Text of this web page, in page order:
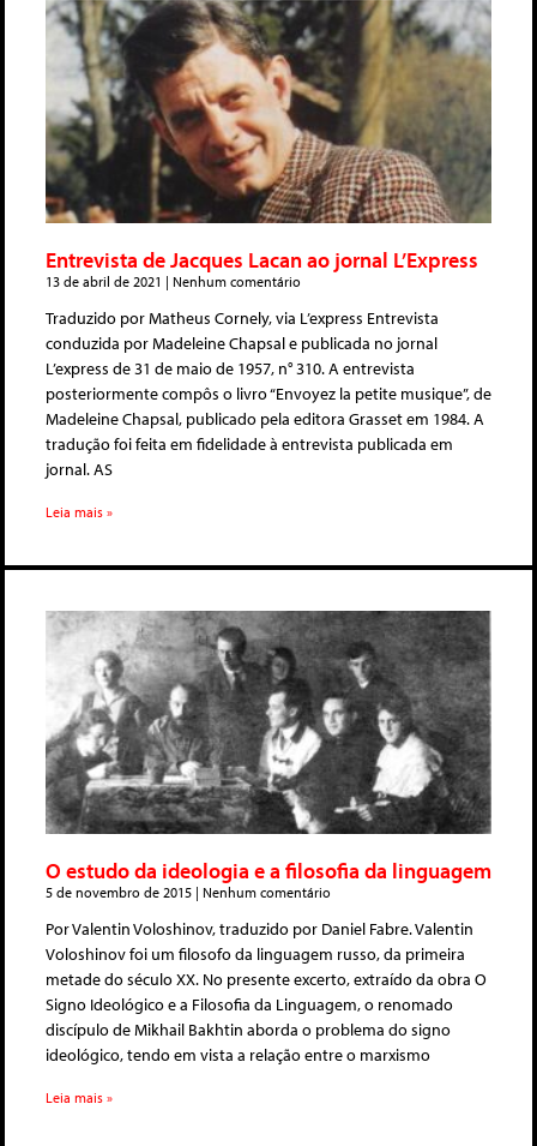
Entrevista de Jacques Lacan ao jornal L’Express
13 de abril de 2021 Nenhum comentário
Traduzido por Matheus Cornely, via L’express Entrevista
conduzida por Madeleine Chapsal e publicada no jornal
L’express de 31 de maio de 1957, n° 310. A entrevista
posteriormente compôs o livro “Envoyez la petite musique”, de
Madeleine Chapsal, publicado pela editora Grasset em 1984. A
tradução foi feita em fidelidade à entrevista publicada em
jornal. AS
Leia mais »
O estudo da ideologia e a filosofia da linguagem
5 de novembro de 2015 Nenhum comentário
Por Valentin Voloshinov, traduzido por Daniel Fabre. Valentin
Voloshinov foi um filosofo da linguagem russo, da primeira
metade do século XX. No presente excerto, extraído da obra O
Signo Ideológico e a Filosofia da Linguagem, o renomado
discípulo de Mikhail Bakhtin aborda o problema do signo
ideológico, tendo em vista a relação entre o marxismo
Leia mais »